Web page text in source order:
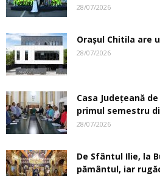
28/07/2026
Oraşul Chitila are
28/07/2026
Casa Judeţeană
primul semestru
28/07/2026
De Sfântul Ilie, la
pământul, iar